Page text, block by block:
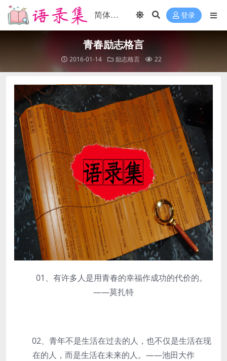
登录
青春励志格言
2016-01-14 励志格言 22
01、有许多人是用青春的幸福作成功的代价的。
——莫扎特
02、青年不是生活在过去的人，也不仅是生活在现
在的人，而是生活在未来的人。——池田大作